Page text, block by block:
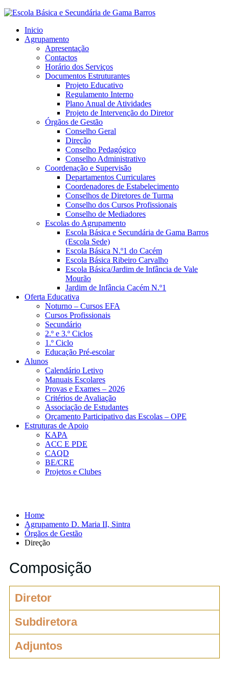
Inicio
Agrupamento
Apresentação
Contactos
Horário dos Serviços
Documentos Estruturantes
Projeto Educativo
Regulamento Interno
Plano Anual de Atividades
Projeto de Intervenção do Diretor
Órgãos de Gestão
Conselho Geral
Direção
Conselho Pedagógico
Conselho Administrativo
Coordenação e Supervisão
Departamentos Curriculares
Coordenadores de Estabelecimento
Conselhos de Diretores de Turma
Conselho dos Cursos Profissionais
Conselho de Mediadores
Escolas do Agrupamento
Escola Básica e Secundária de Gama Barros
(Escola Sede)
Escola Básica N.º1 do Cacém
Escola Básica Ribeiro Carvalho
Escola Básica/Jardim de Infância de Vale
Mourão
Jardim de Infância Cacém N.º1
Oferta Educativa
Noturno – Cursos EFA
Cursos Profissionais
Secundário
2.º e 3.º Ciclos
1.º Ciclo
Educação Pré-escolar
Alunos
Calendário Letivo
Manuais Escolares
Provas e Exames – 2026
Critérios de Avaliação
Associação de Estudantes
Orçamento Participativo das Escolas – OPE
Estruturas de Apoio
KAPA
ACC E PDE
CAQD
BE/CRE
Projetos e Clubes
Home
Agrupamento D. Maria II, Sintra
Órgãos de Gestão
Direção
Composição
Diretor
Subdiretora
Adjuntos